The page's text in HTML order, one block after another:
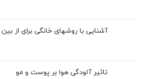
آشنایی با روشهای خانگی برای از
تاثیر آلودگی هوا بر پوست و مو